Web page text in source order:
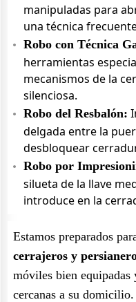
manipuladas para
una técnica
Robo con Técnica
herramientas
mecanismos de la
silenciosa.
Robo del Resbalón:
delgada entre la
desbloquear
Robo por
silueta de la llave
introduce en la
Estamos preparados
cerrajeros y
móviles bien equipadas
cercanas a su domicilio.